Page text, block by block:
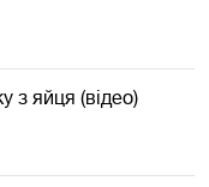
з яйця (відео)